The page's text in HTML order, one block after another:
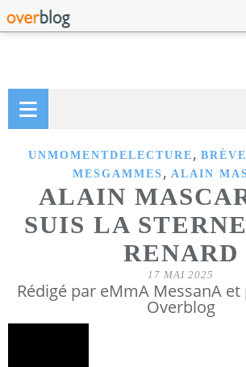
UNMOMENTDELECTURE ,
MESGAMMES , ALAIN
ALAIN
SUIS LA
RENARD
17 MAI 2025
Rédigé par eMmA MessanA
Overblog